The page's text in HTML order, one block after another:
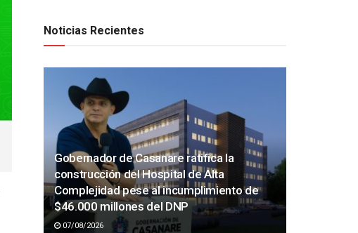
Noticias Recientes
Gobernador de Casanare ratifica la
construcción del Hospital de Alta
Complejidad pese al incumplimiento de
$46.000 millones del DNP
07/08/2026